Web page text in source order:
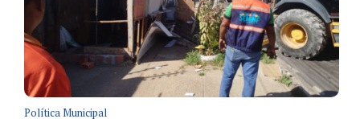
Política Municipal